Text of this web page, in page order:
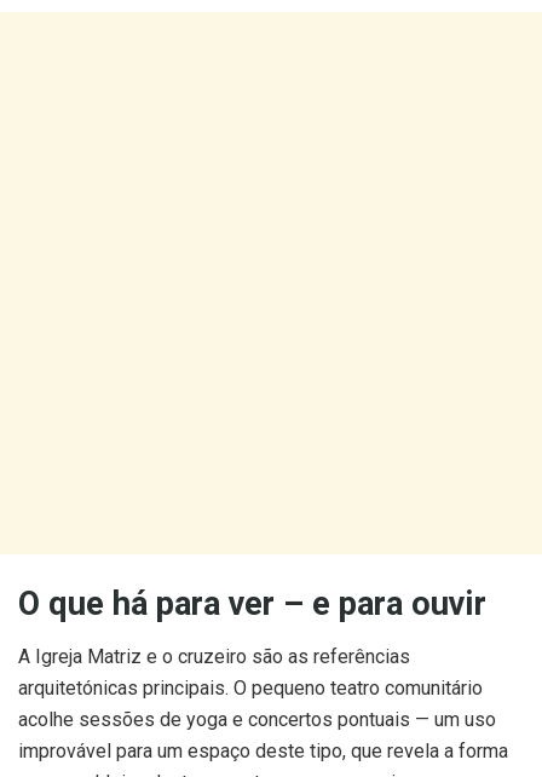
O que há para ver – e para ouvir
A Igreja Matriz e o cruzeiro são as referências
arquitetónicas principais. O pequeno teatro comunitário
acolhe sessões de yoga e concertos pontuais — um uso
improvável para um espaço deste tipo, que revela a forma